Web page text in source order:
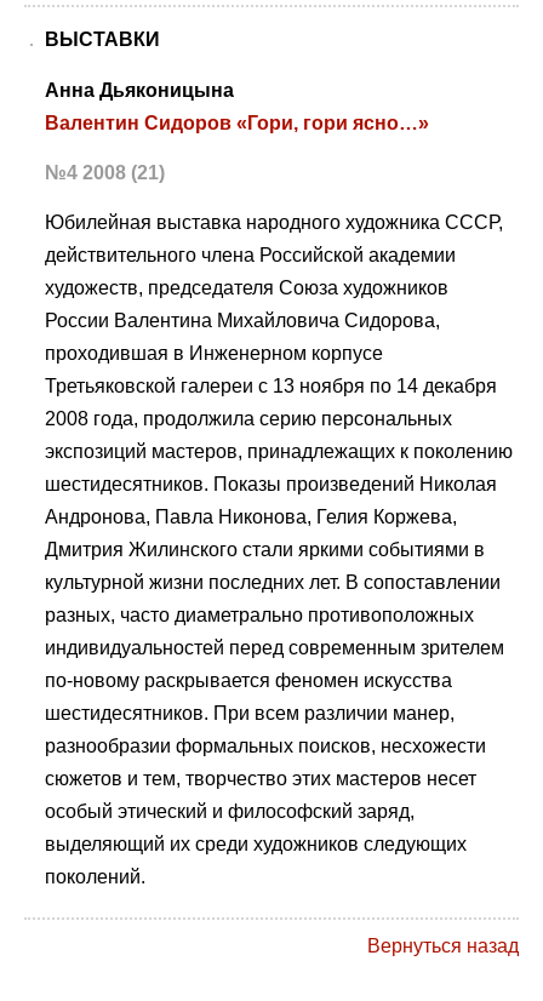
ВЫСТАВКИ
Анна Дьяконицына
Валентин Сидоров «Гори, гори ясно…»
№4 2008 (21)
Юбилейная выставка народного художника СССР,
действительного члена Российской академии
художеств, председателя Союза художников
России Валентина Михайловича Сидорова,
проходившая в Инженерном корпусе
Третьяковской галереи с 13 ноября по 14 декабря
2008 года, продолжила серию персональных
экспозиций мастеров, принадлежащих к поколению
шестидесятников. Показы произведений Николая
Андронова, Павла Никонова, Гелия Коржева,
Дмитрия Жилинского стали яркими событиями в
культурной жизни последних лет. В сопоставлении
разных, часто диаметрально противоположных
индивидуальностей перед современным зрителем
по-новому раскрывается феномен искусства
шестидесятников. При всем различии манер,
разнообразии формальных поисков, несхожести
сюжетов и тем, творчество этих мастеров несет
особый этический и философский заряд,
выделяющий их среди художников следующих
поколений.
Вернуться назад